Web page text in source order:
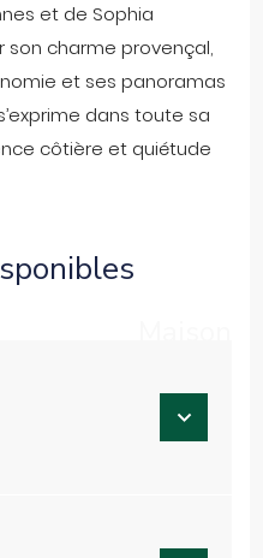
et de Sophia
son charme provençal,
et ses panoramas
dans toute sa
côtière et quiétude